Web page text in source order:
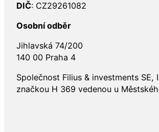
DIČ: CZ29261082
Osobní odběr
Jihlavská 74/200
140 00 Praha 4
Společnost Filius & investments
značkou H 369 vedenou u